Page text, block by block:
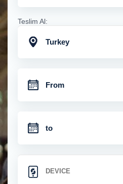
Teslim Al:
Turkey